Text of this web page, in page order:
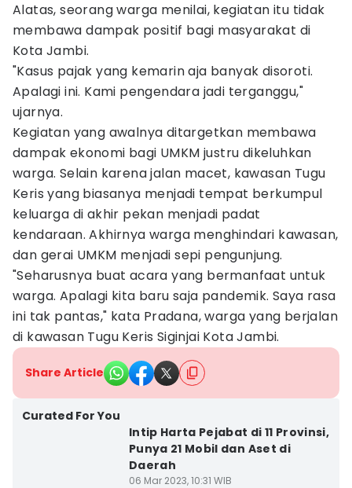
Alatas, seorang warga menilai, kegiatan itu tidak
membawa dampak positif bagi masyarakat di
Kota Jambi.
"Kasus pajak yang kemarin aja banyak disoroti.
Apalagi ini. Kami pengendara jadi terganggu,"
ujarnya.
Kegiatan yang awalnya ditargetkan membawa
dampak ekonomi bagi UMKM justru dikeluhkan
warga. Selain karena jalan macet, kawasan Tugu
Keris yang biasanya menjadi tempat berkumpul
keluarga di akhir pekan menjadi padat
kendaraan. Akhirnya warga menghindari kawasan,
dan gerai UMKM menjadi sepi pengunjung.
"Seharusnya buat acara yang bermanfaat untuk
warga. Apalagi kita baru saja pandemik. Saya rasa
ini tak pantas," kata Pradana, warga yang berjalan
di kawasan Tugu Keris Siginjai Kota Jambi.
Share Article
Curated For You
Intip Harta Pejabat di 11 Provinsi,
Punya 21 Mobil dan Aset di
Daerah
06 Mar 2023, 10:31 WIB